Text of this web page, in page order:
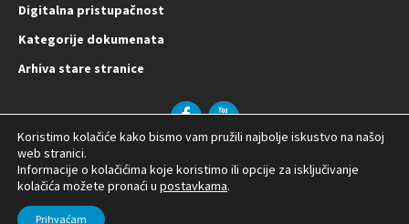
Digitalna pristupačnost
Kategorije dokumenata
Arhiva stare stranice
FacebookYouTube
© 2026 Općina Vladislavci | Izrada:
Koristimo kolačiće kako bismo vam pružili najbolje iskustvo na našoj
web stranici.
Informacije o kolačićima koje koristimo ili opcije za isključivanje
kolačića možete pronaći u postavkama.
Prihvaćam